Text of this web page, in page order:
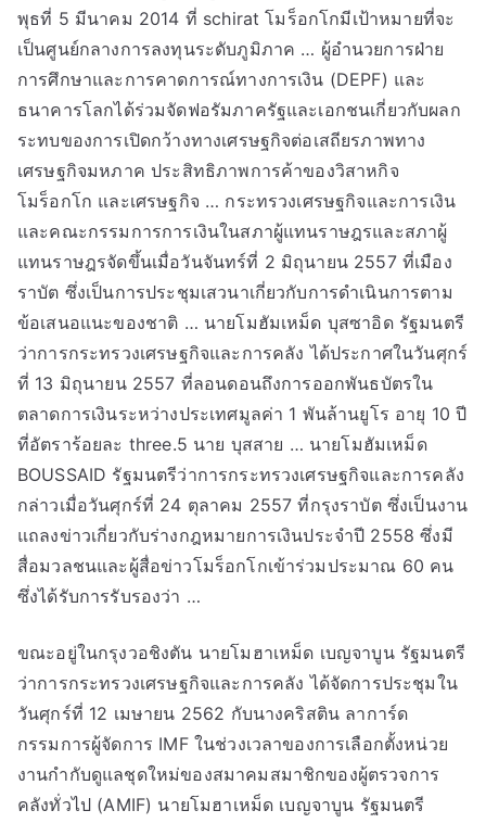
พุธที่ 5 มีนาคม 2014 ที่ schirat โมร็อกโกมีเป้าหมายที่จะ
เป็นศูนย์กลางการลงทุนระดับภูมิภาค … ผู้อำนวยการฝ่าย
การศึกษาและการคาดการณ์ทางการเงิน (DEPF) และ
ธนาคารโลกได้ร่วมจัดฟอรัมภาครัฐและเอกชนเกี่ยวกับผลก
ระทบของการเปิดกว้างทางเศรษฐกิจต่อเสถียรภาพทาง
เศรษฐกิจมหภาค ประสิทธิภาพการค้าของวิสาหกิจ
โมร็อกโก และเศรษฐกิจ … กระทรวงเศรษฐกิจและการเงิน
และคณะกรรมการการเงินในสภาผู้แทนราษฎรและสภาผู้
แทนราษฎรจัดขึ้นเมื่อวันจันทร์ที่ 2 มิถุนายน 2557 ที่เมือง
ราบัต ซึ่งเป็นการประชุมเสวนาเกี่ยวกับการดำเนินการตาม
ข้อเสนอแนะของชาติ … นายโมฮัมเหม็ด บุสซาอิด รัฐมนตรี
ว่าการกระทรวงเศรษฐกิจและการคลัง ได้ประกาศในวันศุกร์
ที่ 13 มิถุนายน 2557 ที่ลอนดอนถึงการออกพันธบัตรใน
ตลาดการเงินระหว่างประเทศมูลค่า 1 พันล้านยูโร อายุ 10 ปี
ที่อัตราร้อยละ three.5 นาย บุสสาย … นายโมฮัมเหม็ด
BOUSSAID รัฐมนตรีว่าการกระทรวงเศรษฐกิจและการคลัง
กล่าวเมื่อวันศุกร์ที่ 24 ตุลาคม 2557 ที่กรุงราบัต ซึ่งเป็นงาน
แถลงข่าวเกี่ยวกับร่างกฎหมายการเงินประจำปี 2558 ซึ่งมี
สื่อมวลชนและผู้สื่อข่าวโมร็อกโกเข้าร่วมประมาณ 60 คน
ซึ่งได้รับการรับรองว่า …
ขณะอยู่ในกรุงวอชิงตัน นายโมฮาเหม็ด เบญจาบูน รัฐมนตรี
ว่าการกระทรวงเศรษฐกิจและการคลัง ได้จัดการประชุมใน
วันศุกร์ที่ 12 เมษายน 2562 กับนางคริสติน ลาการ์ด
กรรมการผู้จัดการ IMF ในช่วงเวลาของการเลือกตั้งหน่วย
งานกำกับดูแลชุดใหม่ของสมาคมสมาชิกของผู้ตรวจการ
คลังทั่วไป (AMIF) นายโมฮาเหม็ด เบญจาบูน รัฐมนตรี